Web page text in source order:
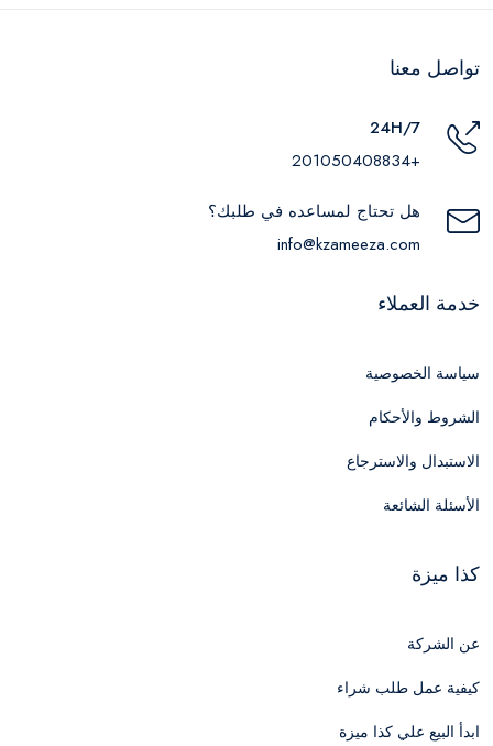
تواصل معنا
24H/7
+201050408834
هل تحتاج لمساعده في طلبك؟
info@kzameeza.com
خدمة العملاء
سياسة الخصوصية
الشروط والأحكام
الاستبدال والاسترجاع
الأسئلة الشائعة
كذا ميزة
عن الشركة
كيفية عمل طلب شراء
ابدأ البيع علي كذا ميزة